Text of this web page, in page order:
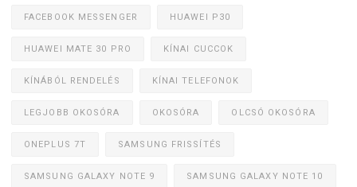
FACEBOOK MESSENGER HUAWEI P30
HUAWEI MATE 30 PRO KÍNAI CUCCOK
KÍNÁBÓL RENDELÉS KÍNAI TELEFONOK
LEGJOBB OKOSÓRA OKOSÓRA OLCSÓ OKOSÓRA
ONEPLUS 7T SAMSUNG FRISSÍTÉS
SAMSUNG GALAXY NOTE 9 SAMSUNG GALAXY NOTE 10